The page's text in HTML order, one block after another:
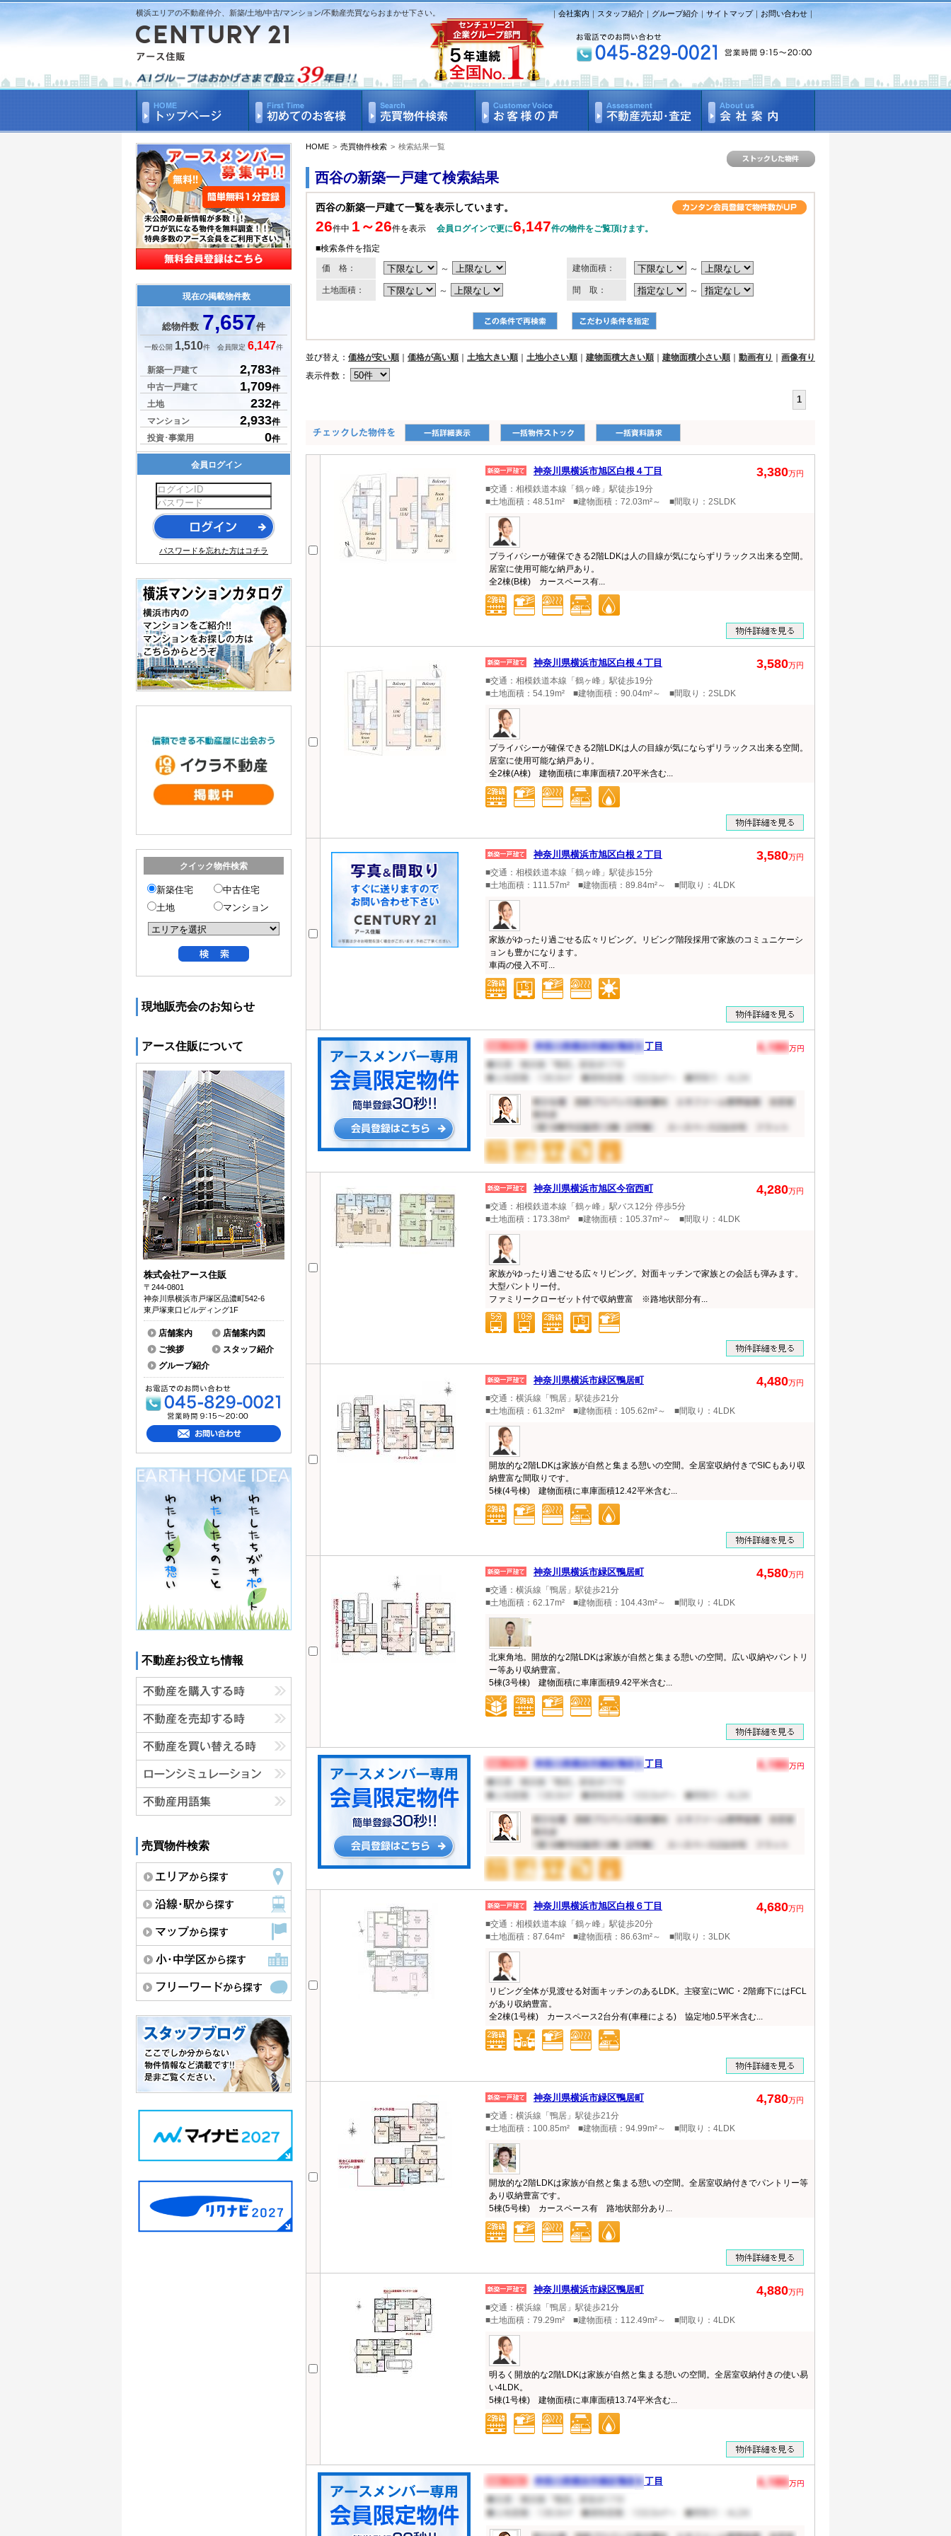
横浜エリアの不動産仲介、新築/土地/中古/マンション/不動産売買ならおまかせ下さい。 ｜会社案内 ｜スタッフ紹介 ｜ グループ紹介 ｜ サイトマップ｜ お問い合わせ ｜
HOME > 売買物件検索 > 検索結果一覧
西谷の新築一戸建て検索結果
西谷の新築一戸建て一覧を表示しています。
26件中 1～26件を表示 会員ログインで更に6,147件の物件をご覧頂けます。
■検索条件を指定
価 格：
～ 建物面積： ～
土地面積： ～ 間 取： ～
並び替え： 価格が安い順 価格が高い順 土地大きい順 土地小さい順 建物面積大きい順 建物面積小さい順 動画有り
画像有り
表示件数：
1
神奈川県横浜市旭区白根４丁目 3,380万円
■交通：相模鉄道本線「鶴ヶ峰」駅徒歩19分
■土地面積：48.51m² ■建物面積：72.03m²～ ■間取り：2SLDK
プライバシーが確保できる2階LDKは人の目線が気にならずリラックス出来る空間。
居室に使用可能な納戸あり。
全2棟(B棟) カースペース有...
神奈川県横浜市旭区白根４丁目 3,580万円
■交通：相模鉄道本線「鶴ヶ峰」駅徒歩19分
■土地面積：54.19m² ■建物面積：90.04m²～ ■間取り：2SLDK
プライバシーが確保できる2階LDKは人の目線が気にならずリラックス出来る空間。
居室に使用可能な納戸あり。
全2棟(A棟) 建物面積に車庫面積7.20平米含む...
神奈川県横浜市旭区白根２丁目 3,580万円
■交通：相模鉄道本線「鶴ヶ峰」駅徒歩15分
■土地面積：111.57m² ■建物面積：89.84m²～ ■間取り：4LDK
家族がゆったり過ごせる広々リビング。リビング階段採用で家族のコミュニケーシ
ョンも豊かになります。
車両の侵入不可...
神奈川県横浜市旭区今宿西町 4,280万円
■交通：相模鉄道本線「鶴ヶ峰」駅バス12分 停歩5分
■土地面積：173.38m² ■建物面積：105.37m²～ ■間取り：4LDK
家族がゆったり過ごせる広々リビング。対面キッチンで家族との会話も弾みます。
大型パントリー付。
ファミリークローゼット付で収納豊富 ※路地状部分有...
神奈川県横浜市緑区鴨居町 4,480万円
■交通：横浜線「鴨居」駅徒歩21分
■土地面積：61.32m² ■建物面積：105.62m²～ ■間取り：4LDK
開放的な2階LDKは家族が自然と集まる憩いの空間。全居室収納付きでSICもあり収
納豊富な間取りです。
5棟(4号棟) 建物面積に車庫面積12.42平米含む...
神奈川県横浜市緑区鴨居町 4,580万円
■交通：横浜線「鴨居」駅徒歩21分
■土地面積：62.17m² ■建物面積：104.43m²～ ■間取り：4LDK
北東角地。開放的な2階LDKは家族が自然と集まる憩いの空間。広い収納やパントリ
ー等あり収納豊富。
5棟(3号棟) 建物面積に車庫面積9.42平米含む...
神奈川県横浜市旭区白根６丁目 4,680万円
■交通：相模鉄道本線「鶴ヶ峰」駅徒歩20分
■土地面積：87.64m² ■建物面積：86.63m²～ ■間取り：3LDK
リビング全体が見渡せる対面キッチンのあるLDK。主寝室にWIC・2階廊下にはFCL
があり収納豊富。
全2棟(1号棟) カースペース2台分有(車種による) 協定地0.5平米含む...
神奈川県横浜市緑区鴨居町 4,780万円
■交通：横浜線「鴨居」駅徒歩21分
■土地面積：100.85m² ■建物面積：94.99m²～ ■間取り：4LDK
開放的な2階LDKは家族が自然と集まる憩いの空間。全居室収納付きでパントリー等
あり収納豊富です。
5棟(5号棟) カースペース有 路地状部分あり...
神奈川県横浜市緑区鴨居町 4,880万円
■交通：横浜線「鴨居」駅徒歩21分
■土地面積：79.29m² ■建物面積：112.49m²～ ■間取り：4LDK
明るく開放的な2階LDKは家族が自然と集まる憩いの空間。全居室収納付きの使い易
い4LDK。
5棟(1号棟) 建物面積に車庫面積13.74平米含む...
現在の掲載物件数
総物件数 7,657件
一般公開 1,510件 会員限定 6,147件
新築一戸建て 2,783件
中古一戸建て
1,709件
土地
232件
マンション
2,933件
投資･事業用
0件
会員ログイン
パスワードを忘れた方はコチラ
クイック物件検索
新築住宅
中古住宅
土地
マンション
現地販売会のお知らせ
アース住販について
株式会社アース住販
〒244-0801
神奈川県横浜市戸塚区品濃町542-6
東戸塚東口ビルディング1F
店舗案内
店舗案内図
ご挨拶
スタッフ紹介
グループ紹介
不動産お役立ち情報
売買物件検索